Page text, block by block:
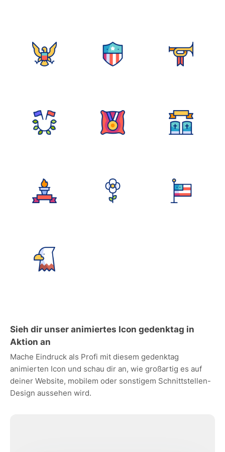
Sieh dir unser animiertes Icon gedenktag in
Aktion an
Mache Eindruck als Profi mit diesem gedenktag
animierten Icon und schau dir an, wie großartig es auf
deiner Website, mobilem oder sonstigem Schnittstellen-
Design aussehen wird.